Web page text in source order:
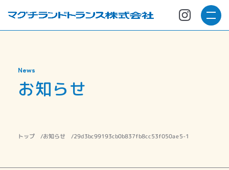
News
お知らせ
トップ お知らせ 29d3bc99193cb0b837fb8cc53f050ae5-1